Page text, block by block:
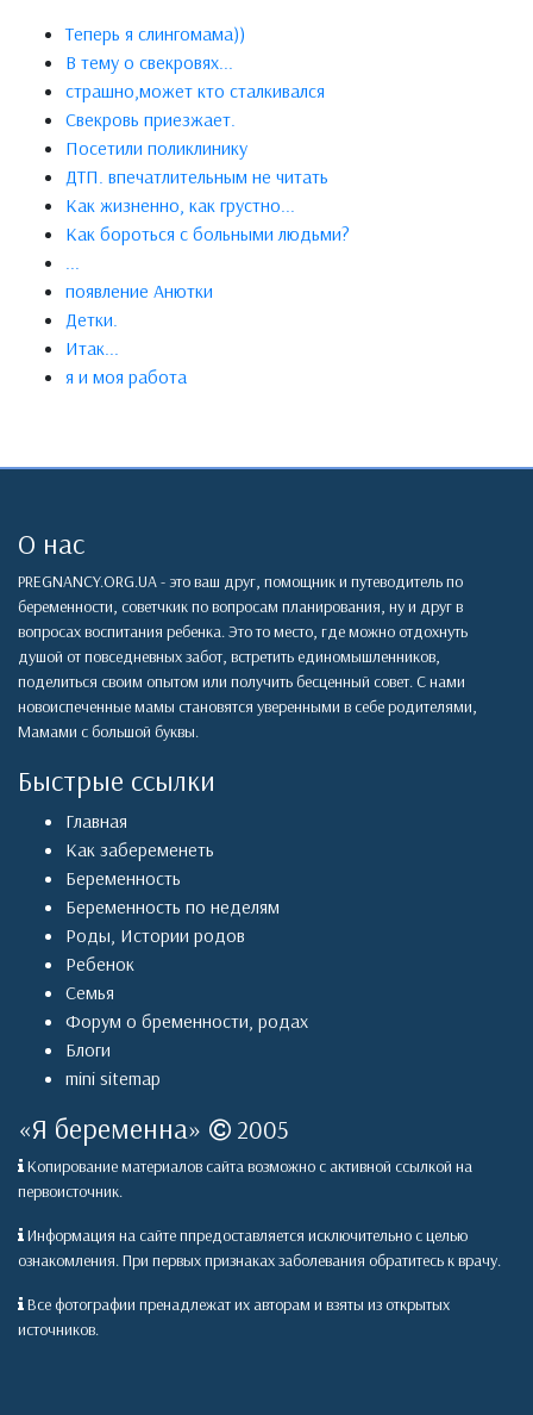
Теперь я слингомама))
В тему о свекровях...
страшно,может кто сталкивался
Свекровь приезжает.
Посетили поликлинику
ДТП. впечатлительным не читать
Как жизненно, как грустно...
Как бороться с больными людьми?
...
появление Анютки
Детки.
Итак...
я и моя работа
О нас
PREGNANCY.ORG.UA - это ваш друг, помощник и путеводитель по
беременности, советчкик по вопросам планирования, ну и друг в
вопросах воспитания ребенка. Это то место, где можно отдохнуть
душой от повседневных забот, встретить единомышленников,
поделиться своим опытом или получить бесценный совет. С нами
новоиспеченные мамы становятся уверенными в себе родителями,
Мамами с большой буквы.
Быстрые ссылки
Главная
Как забеременеть
Беременность
Беременность по неделям
Роды, Истории родов
Ребенок
Семья
Форум о бременности, родах
Блоги
mini sitemap
«Я беременна» 2005
Копирование материалов сайта возможно с активной ссылкой на
первоисточник.
Информация на сайте ппредоставляется исключительно с целью
ознакомления. При первых признаках заболевания обратитесь к врачу.
Все фотографии пренадлежат их авторам и взяты из открытых
источников.